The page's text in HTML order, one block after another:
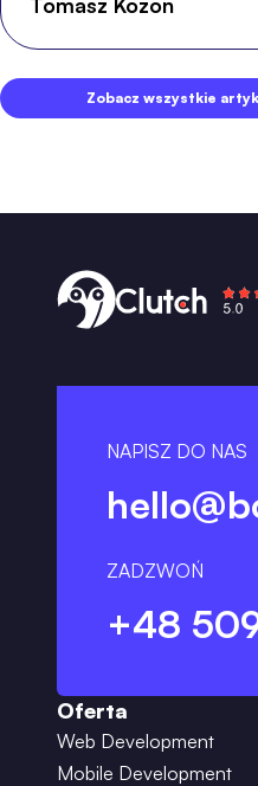
Zobacz wszystkie
NAPISZ DO NAS
ZADZWOŃ
+48
Oferta
Web Development
Mobile Development